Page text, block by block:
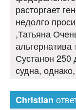
расторгает
недолго
,Татьяна
Сустанон
судна,
Christian